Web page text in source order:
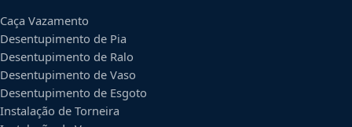
Caça Vazamento
Desentupimento de Pia
Desentupimento de Ralo
Desentupimento de Vaso
Desentupimento de Esgoto
Instalação de Torneira